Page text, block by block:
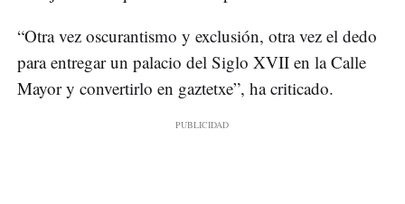
“Otra vez oscurantismo y exclusión, otra vez el dedo
para entregar un palacio del Siglo XVII en la Calle
Mayor y convertirlo en gaztetxe”, ha criticado.